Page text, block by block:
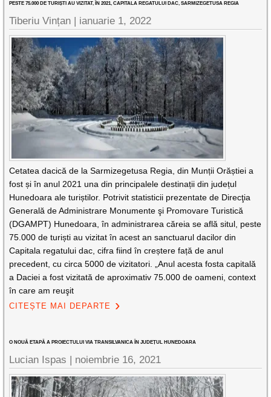
PESTE 75.000 DE TURIȘTI AU VIZITAT, ÎN 2021, CAPITALA REGATULUI DAC, SARMIZEGETUSA REGIA
Tiberiu Vințan | ianuarie 1, 2022
Cetatea dacică de la Sarmizegetusa Regia, din Munții Orăștiei a
fost și în anul 2021 una din principalele destinații din județul
Hunedoara ale turiștilor. Potrivit statisticii prezentate de Direcţia
Generală de Administrare Monumente şi Promovare Turistică
(DGAMPT) Hunedoara, în administrarea căreia se află situl, peste
75.000 de turiști au vizitat în acest an sanctuarul dacilor din
Capitala regatului dac, cifra fiind în creștere față de anul
precedent, cu circa 5000 de vizitatori. „Anul acesta fosta capitală
a Daciei a fost vizitată de aproximativ 75.000 de oameni, context
în care am reuşit
CITEȘTE MAI DEPARTE
O NOUĂ ETAPĂ A PROIECTULUI VIA TRANSILVANICA ÎN JUDEȚUL HUNEDOARA
Lucian Ispas | noiembrie 16, 2021